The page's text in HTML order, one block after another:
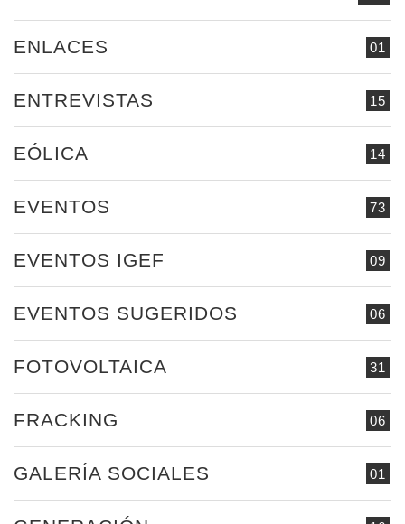
01
ENLACES
15
ENTREVISTAS
14
EÓLICA
73
EVENTOS
09
EVENTOS IGEF
06
EVENTOS SUGERIDOS
31
FOTOVOLTAICA
06
FRACKING
01
GALERÍA SOCIALES